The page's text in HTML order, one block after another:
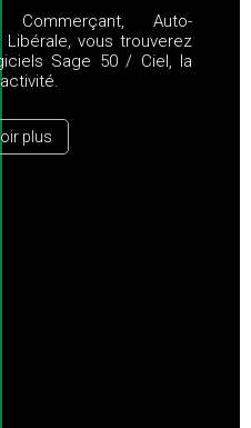
Auto-
Libérale, vous trouverez
Sage 50 / Ciel, la
plus